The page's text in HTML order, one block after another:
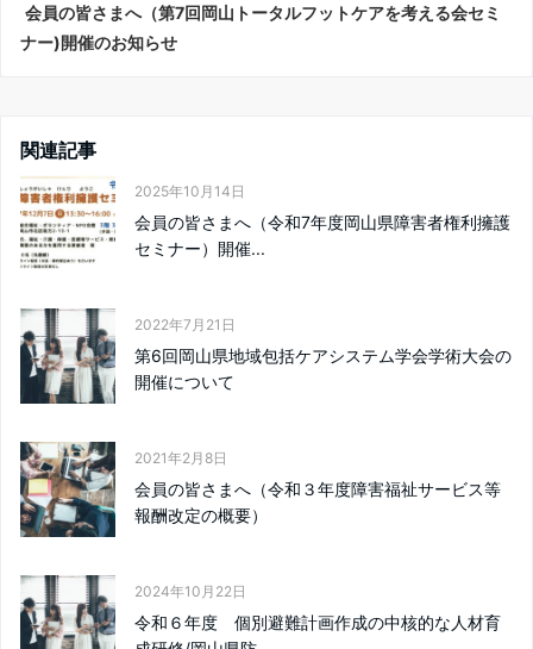
会員の皆さまへ（第7回岡山トータルフットケアを考える会セミ
ナー)開催のお知らせ
関連記事
2025年10月14日
会員の皆さまへ（令和7年度岡山県障害者権利擁護
セミナー）開催...
2022年7月21日
第6回岡山県地域包括ケアシステム学会学術大会の
開催について
2021年2月8日
会員の皆さまへ（令和３年度障害福祉サービス等
報酬改定の概要）
2024年10月22日
令和６年度 個別避難計画作成の中核的な人材育